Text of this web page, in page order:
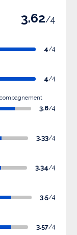
3.62/4
4/4
4/4
3.6/4
3.33/4
3.34/4
3.5/4
3.57/4